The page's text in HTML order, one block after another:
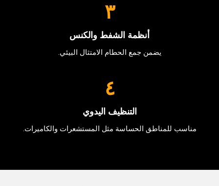
٣
أنظمة الشفط والكنس
يضمن جمع الحطام الامتثال البيئي.
٤
التنظيف اليدوي
مناسب للمناطق الحساسة مثل المستشعرات والكاميرات.